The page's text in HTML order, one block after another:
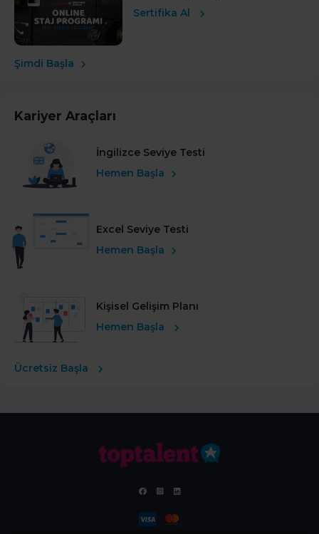
Sertifika Al
Şimdi Başla
Kariyer Araçları
İngilizce Seviye Testi
Hemen Başla
Excel Seviye Testi
Hemen Başla
Kişisel Gelişim Planı
Hemen Başla
Ücretsiz Başla